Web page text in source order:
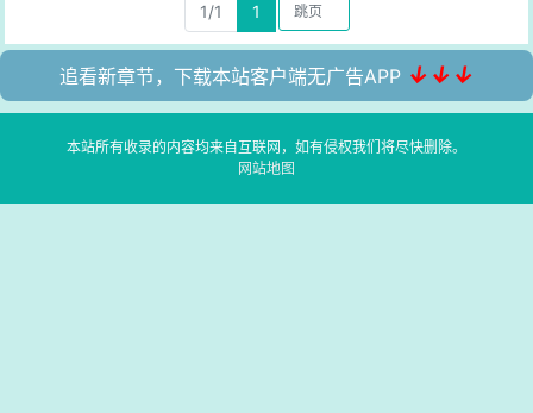
1/1 1
追看新章节，下载本站客户端无广告APP ↓↓↓
本站所有收录的内容均来自互联网，如有侵权我们将尽快删除。
网站地图